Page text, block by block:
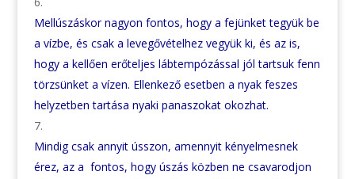
Mellúszáskor nagyon fontos, hogy a fejünket tegyük be
a vízbe, és csak a levegővételhez vegyük ki, és az is,
hogy a kellően erőteljes lábtempózással jól tartsuk fenn
törzsünket a vízen. Ellenkező esetben a nyak feszes
helyzetben tartása nyaki panaszokat okozhat.
Mindig csak annyit ússzon, amennyit kényelmesnek
érez, az a fontos, hogy úszás közben ne csavarodjon